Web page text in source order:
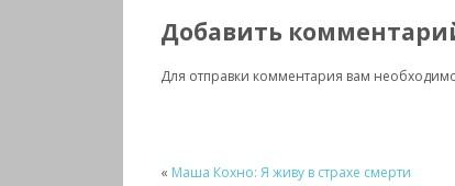
Добавить
Для отправки комментария вам
« Маша Кохно: Я живу в страхе смерти